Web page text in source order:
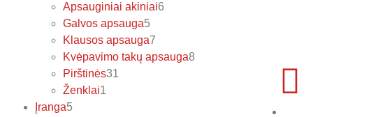
Apsauginiai akiniai6
Galvos apsauga5
Klausos apsauga7
Kvėpavimo takų apsauga8
Pirštinės31
Ženklai1
Įranga5